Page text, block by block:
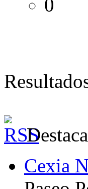
0
Cexia